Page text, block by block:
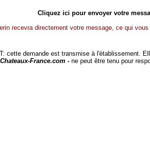
Cliquez ici pour envoyer votre
recevra directement votre message, ce qui
cette demande est transmise à l'établissement.
France.com - ne peut être tenu pour